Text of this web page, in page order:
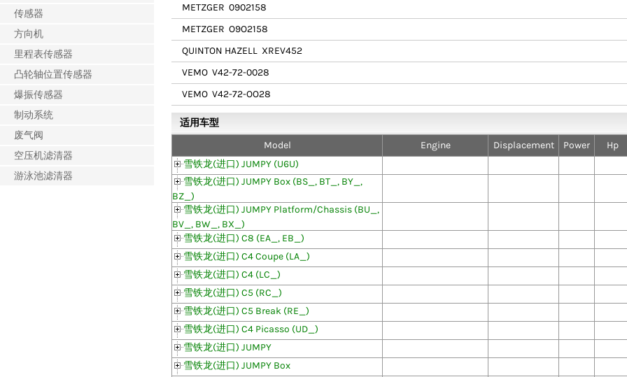
传感器
方向机
里程表传感器
凸轮轴位置传感器
爆振传感器
制动系统
废气阀
空压机滤清器
游泳池滤清器
METZGER 0902158
METZGER O9O2158
QUINTON HAZELL XREV452
VEMO V42-72-0028
VEMO V42-72-OO28
适用车型
Model
Engine Displacement Power Hp
雪铁龙(进口) JUMPY (U6U)
雪铁龙(进口) JUMPY Box (BS_, BT_, BY_,
BZ_)
雪铁龙(进口) JUMPY Platform/Chassis (BU_,
BV_, BW_, BX_)
雪铁龙(进口) C8 (EA_, EB_)
雪铁龙(进口) C4 Coupe (LA_)
雪铁龙(进口) C4 (LC_)
雪铁龙(进口) C5 (RC_)
雪铁龙(进口) C5 Break (RE_)
雪铁龙(进口) C4 Picasso (UD_)
雪铁龙(进口) JUMPY
雪铁龙(进口) JUMPY Box